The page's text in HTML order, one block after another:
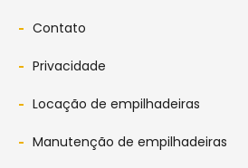
Contato
Privacidade
Locação de empilhadeiras
Manutenção de empilhadeiras